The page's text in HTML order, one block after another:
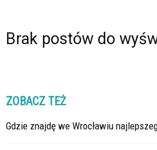
Brak postów do
ZOBACZ TEŻ
Gdzie znajdę we Wrocławiu